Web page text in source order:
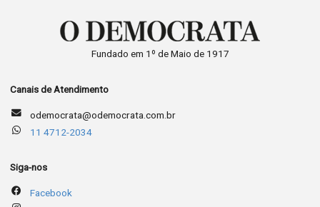
Fundado em 1º de Maio de 1917
Canais de Atendimento
odemocrata@odemocrata.com.br
11 4712-2034
Siga-nos
Facebook